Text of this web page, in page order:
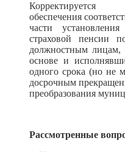
Корректируется
обеспечения
части
страховой пенсии
должностным лицам,
основе и
одного срока (но не
досрочным
преобразования
Рассмотренные